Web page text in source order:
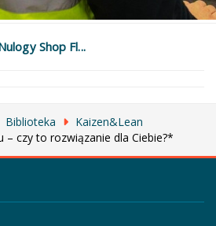
Shop Fl...
Biblioteka
Kaizen&Lean
– czy to rozwiązanie dla Ciebie?*